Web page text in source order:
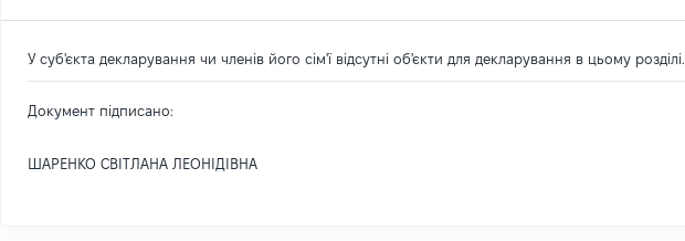
У суб'єкта декларування чи членів його сім'ї відсутні об'єкти для декларування в цьому розділі.
Документ підписано:
ШАРЕНКО СВІТЛАНА ЛЕОНІДІВНА